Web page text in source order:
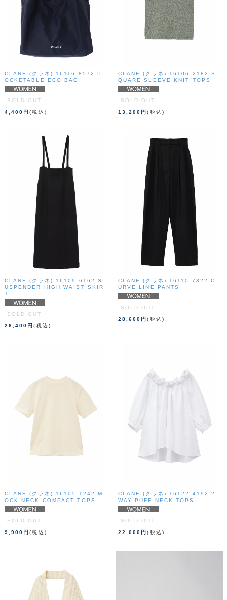
CLANE (クラネ) 16116-8572 P
OCKETABLE ECO BAG
SOLD OUT
4,400円(税込)
CLANE (クラネ) 16106-2182 S
QUARE SLEEVE KNIT TOPS
SOLD OUT
13,200円(税込)
CLANE (クラネ) 16109-6162 S
USPENDER HIGH WAIST SKIR
T
SOLD OUT
26,400円(税込)
CLANE (クラネ) 16110-7322 C
URVE LINE PANTS
SOLD OUT
28,600円(税込)
CLANE (クラネ) 16105-1242 M
OCK NECK COMPACT TOPS
SOLD OUT
9,900円(税込)
CLANE (クラネ) 16122-4192 2
WAY PUFF NECK TOPS
SOLD OUT
22,000円(税込)